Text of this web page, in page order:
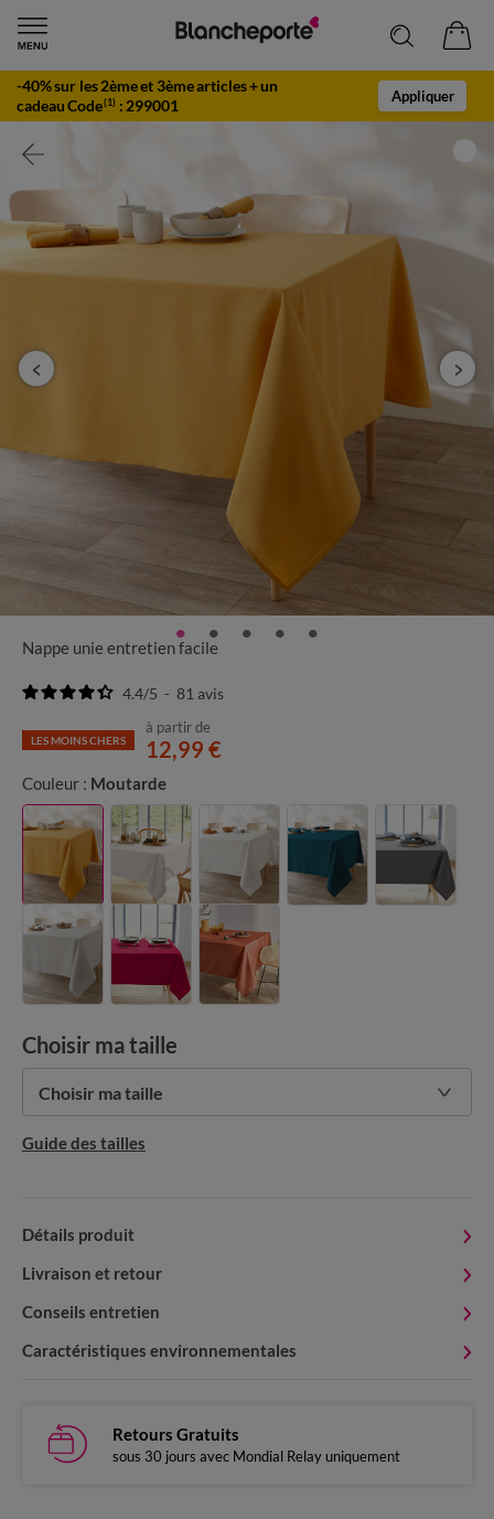
-40% sur les 2ème et 3ème articles + un
cadeau Code(1) : 299001
Appliquer
Nappe unie entretien facile
4.4/5 - 81 avis
à partir de
12,99 €
LES MOINS CHERS
Couleur : Moutarde
Choisir ma taille
Choisir ma taille
Guide des tailles
Détails produit
Livraison et retour
Conseils entretien
Caractéristiques environnementales
Retours Gratuits
sous 30 jours avec Mondial Relay uniquement